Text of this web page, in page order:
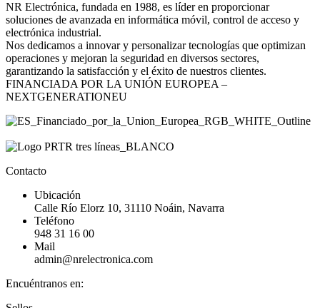
NR Electrónica, fundada en 1988, es líder en proporcionar
soluciones de avanzada en informática móvil, control de acceso y
electrónica industrial.
Nos dedicamos a innovar y personalizar tecnologías que optimizan
operaciones y mejoran la seguridad en diversos sectores,
garantizando la satisfacción y el éxito de nuestros clientes.
FINANCIADA POR LA UNIÓN EUROPEA –
NEXTGENERATIONEU
Contacto
Ubicación
Calle Río Elorz 10, 31110 Noáin, Navarra
Teléfono
948 31 16 00
Mail
admin@nrelectronica.com
Encuéntranos en: